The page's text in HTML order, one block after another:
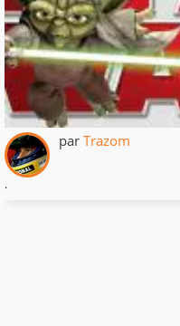
par Trazom
.